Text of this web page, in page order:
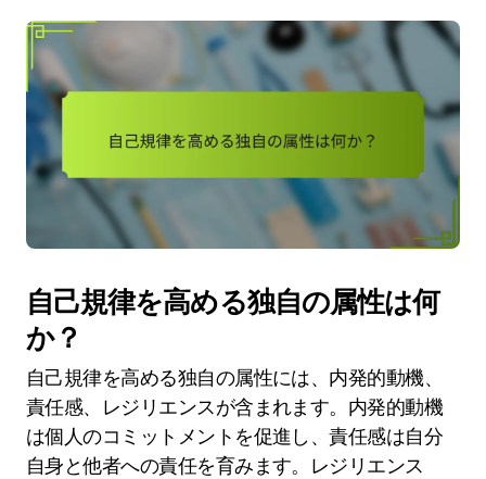
自己規律を高める独自の属性は何
か？
自己規律を高める独自の属性には、内発的動機、
責任感、レジリエンスが含まれます。内発的動機
は個人のコミットメントを促進し、責任感は自分
自身と他者への責任を育みます。レジリエンス